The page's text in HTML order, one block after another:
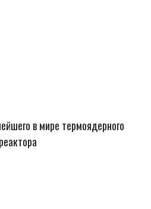
в мире термоядерного
реактора